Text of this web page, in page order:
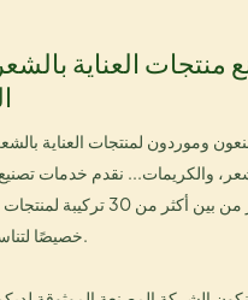
منتجات العناية
وموردون لمنتجات العناية
والكريمات... نقدم خدمات
يمكنك الاختيار من بين أكثر
خصيصًا لتناسب مختلف أنواع الشعر.